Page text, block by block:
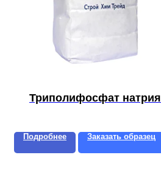
Триполифосфат натрия
Подробнее Заказать образец